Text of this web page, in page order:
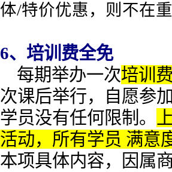
体/特价优惠，则不在
6、培训费全免
每期举办一次培训
次课后举行，自愿参
学员没有任何限制。
活动，所有学员 满意
本项具体内容，因属